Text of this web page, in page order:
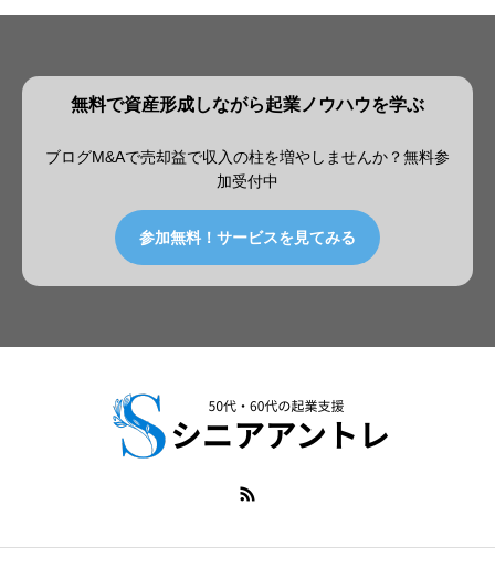
無料で資産形成しながら起業ノウハウを学ぶ
ブログM&Aで売却益で収入の柱を増やしませんか？無料参
加受付中
参加無料！サービスを見てみる